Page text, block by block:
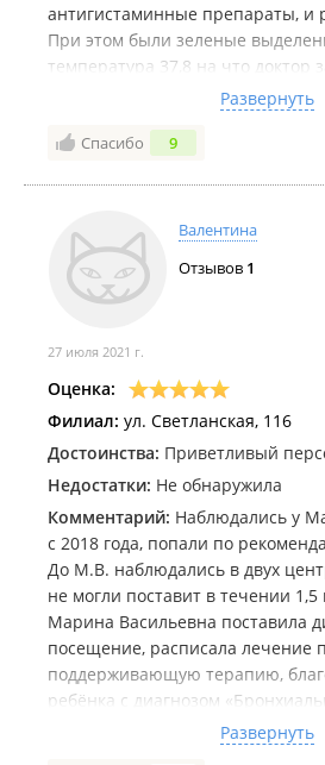
антигистаминные препараты, и
При этом были зеленые
температура 37,8 на что доктор
того, что у меня обострение
я постоянно где-то
(хотя у меня отсутствует
она назначила мне капельницы
дексаметозоном (гормон), на
проснулась и у меня лицо было
померила давление -слегка
побочки!!!! Просто выкачка
в другой лор центр и мне там
адекватное лечение и все
Поэтому советую обходить
Развернуть
Спасибо 9
Валентина
Отзывов 1
27 июля 2021 г.
Оценка:
Филиал: ул. Светланская, 116
Достоинства: Приветливый
Недостатки: Не обнаружила
Комментарий: Наблюдались у
с 2018 года, попали по
До М.В. наблюдались в двух
не могли поставит в течении 1,5
Марина Васильевна поставила
посещение, расписала лечение
поддерживающую терапию,
ребёнка с диагнозом
было ни единого приступа до
Низкий поклон докторам,
Развернуть